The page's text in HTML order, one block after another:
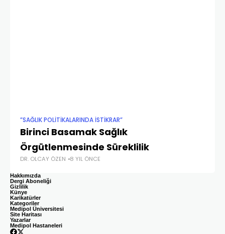
”SAĞLIK POLITIKALARINDA İSTIKRAR”
Birinci Basamak Sağlık
Örgütlenmesinde Süreklilik
DR. OLCAY ÖZEN 8 YIL ÖNCE
Hakkımızda
Dergi Aboneliği
Gizlilik
Künye
Karikatürler
Kategoriler
Medipol Üniversitesi
Site Haritası
Yazarlar
Medipol Hastaneleri